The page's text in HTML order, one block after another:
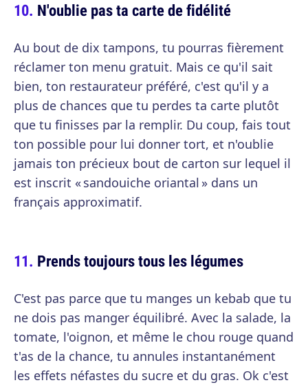
N'oublie pas ta carte de fidélité
Au bout de dix tampons, tu pourras fièrement
réclamer ton menu gratuit. Mais ce qu'il sait
bien, ton restaurateur préféré, c'est qu'il y a
plus de chances que tu perdes ta carte plutôt
que tu finisses par la remplir. Du coup, fais tout
ton possible pour lui donner tort, et n'oublie
jamais ton précieux bout de carton sur lequel il
est inscrit « sandouiche oriantal » dans un
français approximatif.
Prends toujours tous les légumes
C'est pas parce que tu manges un kebab que tu
ne dois pas manger équilibré. Avec la salade, la
tomate, l'oignon, et même le chou rouge quand
t'as de la chance, tu annules instantanément
les effets néfastes du sucre et du gras. Ok c'est